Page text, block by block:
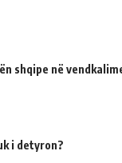
shqipe në
i detyron?